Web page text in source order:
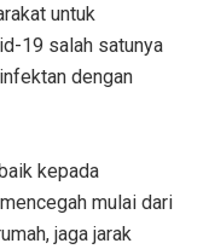
untuk
19 salah satunya
dengan
kepada
mulai dari
jaga jarak